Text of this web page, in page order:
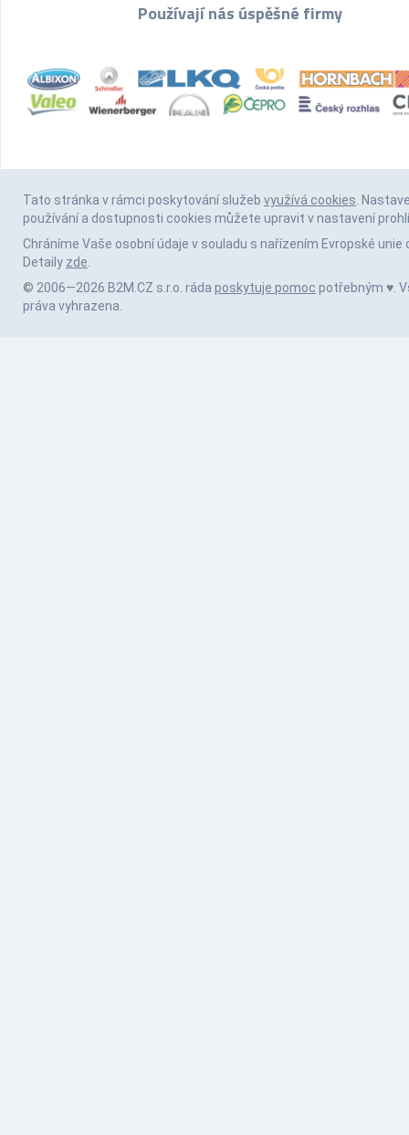
Používají nás úspěšné firmy
Tato stránka v rámci poskytování služeb využívá cookies.
používání a dostupnosti cookies můžete upravit v nastavení
Chráníme Vaše osobní údaje v souladu s nařízením Evropské unie
Detaily zde.
© 2006—2026 B2M.CZ s.r.o. ráda poskytuje pomoc potřebným ♥️.
práva vyhrazena.